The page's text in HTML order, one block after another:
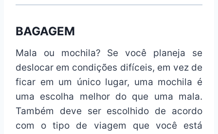
BAGAGEM
Mala ou mochila? Se você planeja se
deslocar em condições difíceis, em vez de
ficar em um único lugar, uma mochila é
uma escolha melhor do que uma mala.
Também deve ser escolhido de acordo
com o tipo de viagem que você está